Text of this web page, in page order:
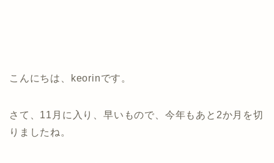
こんにちは、keorinです。
さて、11月に入り、早いもので、今年もあと2か月を切
りましたね。